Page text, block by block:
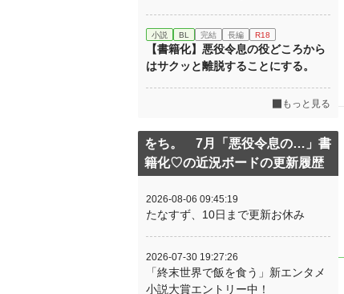
小説 BL 完結 長編 R18
【書籍化】悪役令息の役どころから
はサクッと離脱することにする。
もっと見る
をち。 7月「悪役令息の…」書
籍化♡の近況ボードの更新履歴
2026-08-06 09:45:19
たなすず、10日まで更新お休み
2026-07-30 19:27:26
「終末世界で飯を食う」新エンタメ
小説大賞エントリー中！